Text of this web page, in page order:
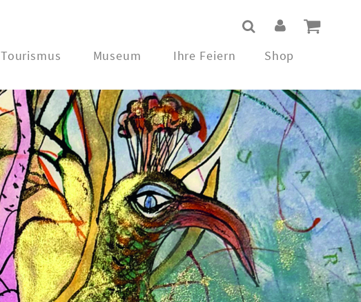
Tourismus Museum Ihre Feiern Shop